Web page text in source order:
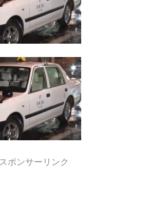
スポンサーリンク